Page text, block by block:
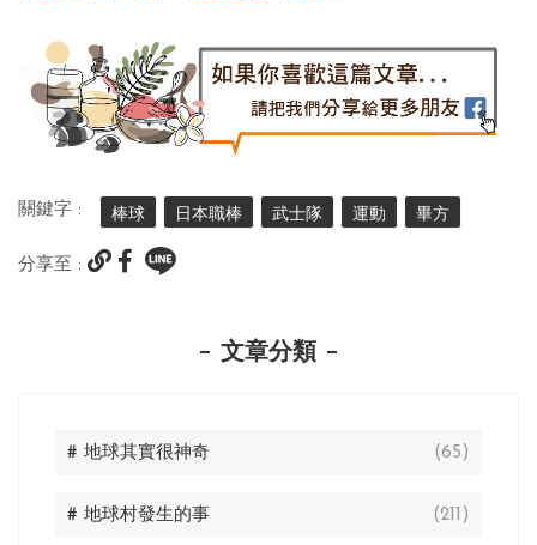
關鍵字 : 棒球 日本職棒 武士隊 運動 畢方
分享至 :
文章分類
# 地球其實很神奇 (65)
# 地球村發生的事 (211)